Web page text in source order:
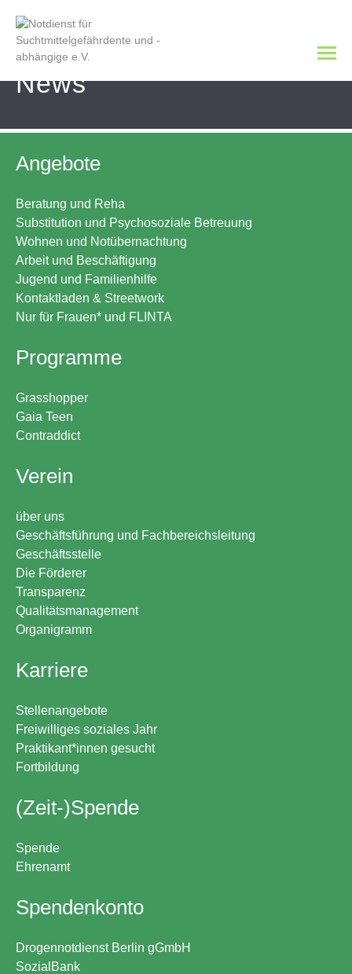
News
Angebote
Beratung und Reha
Substitution und Psychosoziale Betreuung
Wohnen und Notübernachtung
Arbeit und Beschäftigung
Jugend und Familienhilfe
Kontaktladen & Streetwork
Nur für Frauen* und FLINTA
Programme
Grasshopper
Gaia Teen
Contraddict
Verein
über uns
Geschäftsführung und Fachbereichsleitung
Geschäftsstelle
Die Förderer
Transparenz
Qualitätsmanagement
Organigramm
Karriere
Stellenangebote
Freiwilliges soziales Jahr
Praktikant*innen gesucht
Fortbildung
(Zeit-)Spende
Spende
Ehrenamt
Spendenkonto
Drogennotdienst Berlin gGmbH
SozialBank